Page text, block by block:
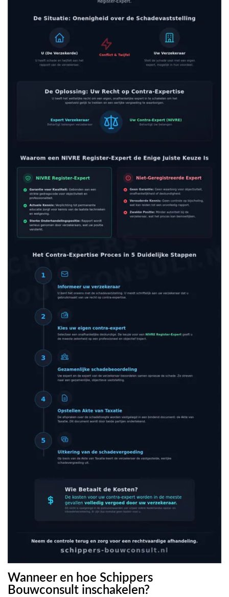
Wanneer en hoe Schippers
Bouwconsult inschakelen?